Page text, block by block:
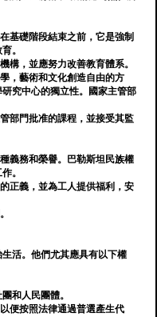
基礎階段結束之前，它是強制
。
構，並應努力改善教育體系。
，藝術和文化創造自由的方
究中心的獨立性。國家主管部
部門批准的課程，並接受其監
義務和榮譽。巴勒斯坦民族權
。
正義，並為工人提供福利，安
活。他們尤其應具有以下權
和人民團體。
便按照法律通過普選產生代